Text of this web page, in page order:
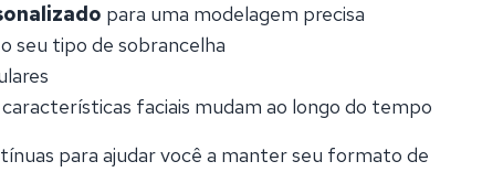
para uma modelagem precisa
seu tipo de sobrancelha
características faciais mudam ao longo do tempo
para ajudar você a manter seu formato de